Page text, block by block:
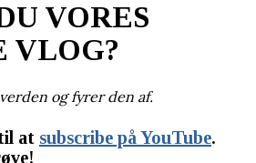
VORES
VLOG?
og fyrer den af.
at subscribe på YouTube.